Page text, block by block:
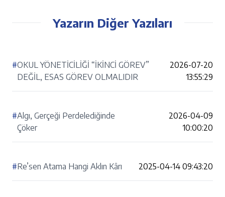
Yazarın Diğer Yazıları
#OKUL YÖNETİCİLİĞİ “İKİNCİ GÖREV”
DEĞİL, ESAS GÖREV OLMALIDIR
2026-07-20
13:55:29
#Algı, Gerçeği Perdelediğinde
Çöker
2026-04-09
10:00:20
#Re’sen Atama Hangi Aklın Kârı 2025-04-14 09:43:20